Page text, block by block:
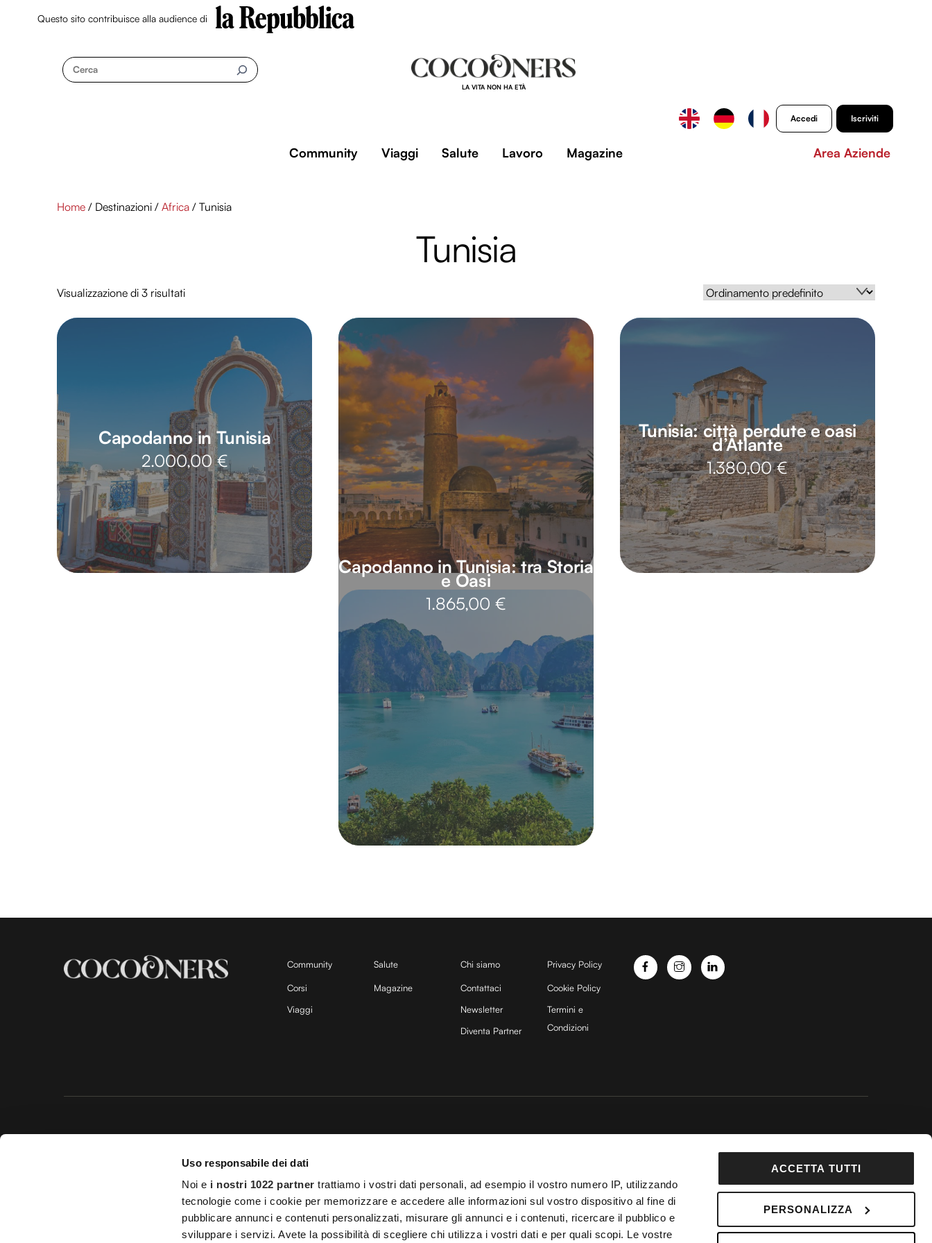
Uso responsabile dei dati
Noi e i nostri 1022 partner trattiamo i vostri dati personali, ad esempio il vostro numero IP, utilizzando
tecnologie come i cookie per memorizzare e accedere alle informazioni sul vostro dispositivo al fine di
pubblicare annunci e contenuti personalizzati, misurare gli annunci e i contenuti, ricercare il pubblico e
sviluppare i servizi. Avete la possibilità di scegliere chi utilizza i vostri dati e per quali scopi. Le vostre
ACCETTA TUTTI
PERSONALIZZA
Questo sito contribuisce alla audience di
Cerca
LA VITA NON HA ETÀ
Accedi Iscriviti
Community Viaggi Salute Lavoro Magazine Area Aziende
Home / Destinazioni / Africa / Tunisia
Tunisia
Visualizzazione di 3 risultati
Capodanno in Tunisia
2.000,00€
Capodanno in Tunisia: tra Storia
e Oasi
1.865,00 €
Tunisia: città perdute e oasi
d’Atlante
1.380,00€
Community
Corsi
Viaggi
Salute
Magazine
Chi siamo
Contattaci
Newsletter
Diventa Partner
Privacy Policy
Cookie Policy
Termini e
Condizioni
Impostazioni dei Cookies–Termini e Condizioni – Le immagini stock sono parzialmente fornite daDepositPhotos
Licenza Agenzia di viaggio e T.O. 148078 del 13/03/2024|info@cocooners.com| RC Unipol 198891541 | Iscrizione Fondo Vacanze Felici n. 2737